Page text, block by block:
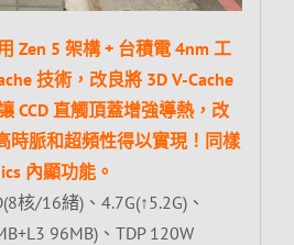
Zen 5 架構 + 台積電 4nm 工
技術，改良將 3D V-Cache
CCD 直觸頂蓋增強導熱，改
時脈和超頻性得以實現！同樣
內顯功能。
核/16緒)、4.7G(↑5.2G)、
96MB)、TDP 120W